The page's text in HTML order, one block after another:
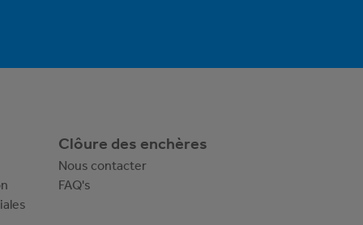
Clôure des enchères
Nous contacter
FAQ's